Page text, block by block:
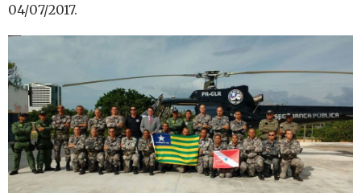
04/07/2017.